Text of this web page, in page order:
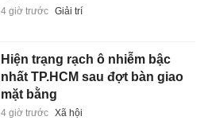
4 giờ trước Giải trí
Hiện trạng rạch ô nhiễm bậc
nhất TP.HCM sau đợt bàn giao
mặt bằng
4 giờ trước Xã hội